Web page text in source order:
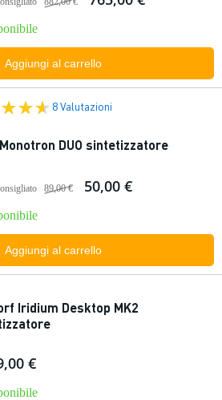
Aggiungi al carrello
8 Valutazioni
DUO sintetizzatore
89,00 € 50,00 €
Aggiungi al carrello
Iridium Desktop MK2
€